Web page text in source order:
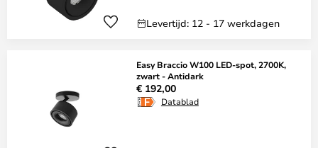
Levertijd: 12 - 17 werkdagen
Easy Braccio W100 LED-spot, 2700K,
zwart - Antidark
€ 192,00
Datablad